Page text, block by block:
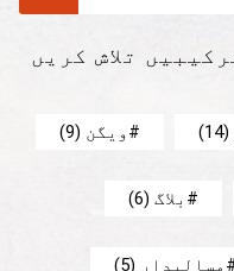
تلاش کریں
(14) ویگن (9)
بلاگ (6)
مسالیدار (5)